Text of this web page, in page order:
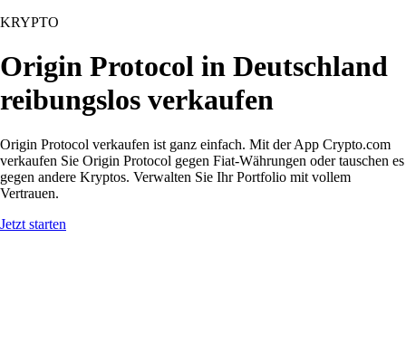
KRYPTO
Origin Protocol in Deutschland
reibungslos verkaufen
Origin Protocol verkaufen ist ganz einfach. Mit der App Crypto.com
verkaufen Sie Origin Protocol gegen Fiat-Währungen oder tauschen es
gegen andere Kryptos. Verwalten Sie Ihr Portfolio mit vollem
Vertrauen.
Jetzt starten